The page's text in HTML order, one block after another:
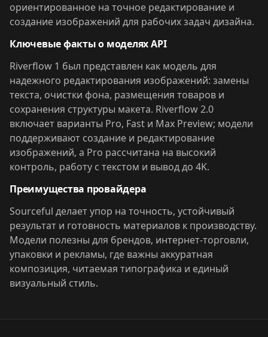
ориентированное на точное редактирование и
создание изображений для рабочих задач дизайна.
Ключевые факты о моделях API
Riverflow 1 был представлен как модель для
надежного редактирования изображений: замены
текста, очистки фона, размещения товаров и
сохранения структуры макета. Riverflow 2.0
включает варианты Pro, Fast и Max Preview; модели
поддерживают создание и редактирование
изображений, а Pro рассчитана на высокий
контроль, работу с текстом и вывод до 4K.
Преимущества провайдера
Sourceful делает упор на точность, устойчивый
результат и готовность материалов к производству.
Модели полезны для брендов, интернет-торговли,
упаковки и рекламы, где важны аккуратная
композиция, читаемая типографика и единый
визуальный стиль.